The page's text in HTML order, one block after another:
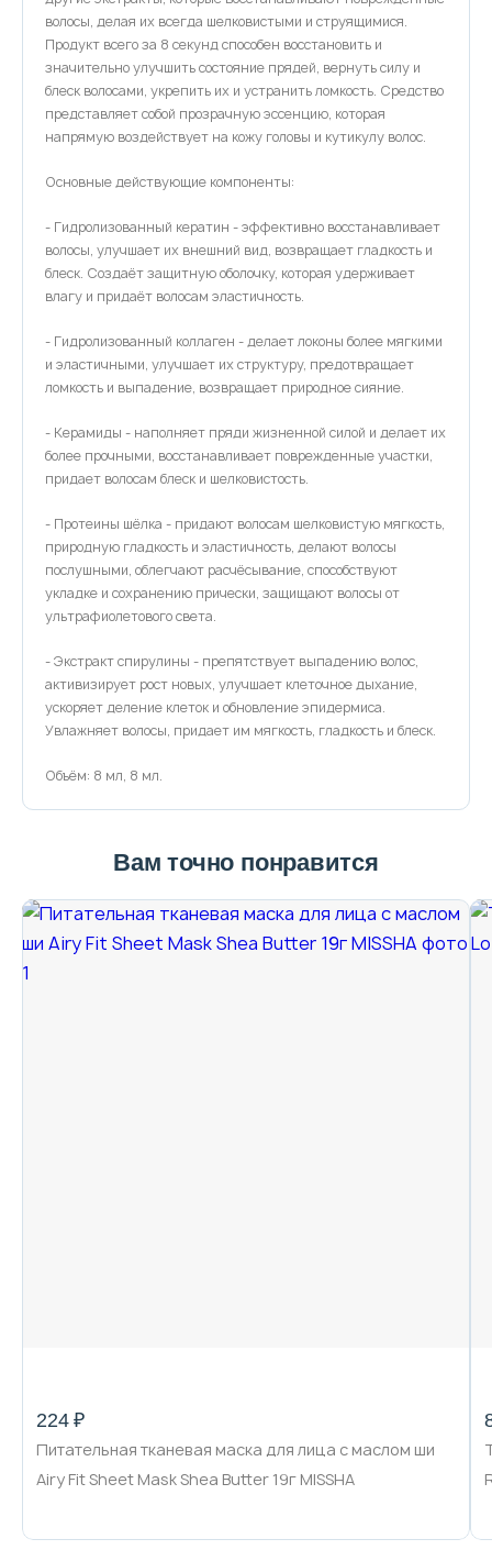
волосы, делая их всегда шелковистыми и струящимися.
Продукт всего за 8 секунд способен восстановить и
значительно улучшить состояние прядей, вернуть силу и
блеск волосами, укрепить их и устранить ломкость. Средство
представляет собой прозрачную эссенцию, которая
напрямую воздействует на кожу головы и кутикулу волос.
Основные действующие компоненты:
- Гидролизованный кератин - эффективно восстанавливает
волосы, улучшает их внешний вид, возвращает гладкость и
блеск. Создаёт защитную оболочку, которая удерживает
влагу и придаёт волосам эластичность.
- Гидролизованный коллаген - делает локоны более мягкими
и эластичными, улучшает их структуру, предотвращает
ломкость и выпадение, возвращает природное сияние.
- Керамиды - наполняет пряди жизненной силой и делает их
более прочными, восстанавливает поврежденные участки,
придает волосам блеск и шелковистость.
- Протеины шёлка - придают волосам шелковистую мягкость,
природную гладкость и эластичность, делают волосы
послушными, облегчают расчёсывание, способствуют
укладке и сохранению прически, защищают волосы от
ультрафиолетового света.
- Экстракт спирулины - препятствует выпадению волос,
активизирует рост новых, улучшает клеточное дыхание,
ускоряет деление клеток и обновление эпидермиса.
Увлажняет волосы, придает им мягкость, гладкость и блеск.
Объём: 8 мл, 8 мл.
Вам точно понравится
224 ₽
Питательная тканевая маска для лица с маслом ши
Airy Fit Sheet Mask Shea Butter 19г MISSHA